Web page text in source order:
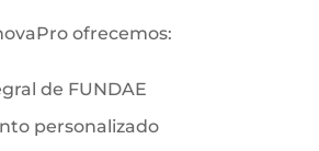
ofrecemos:
de FUNDAE
personalizado